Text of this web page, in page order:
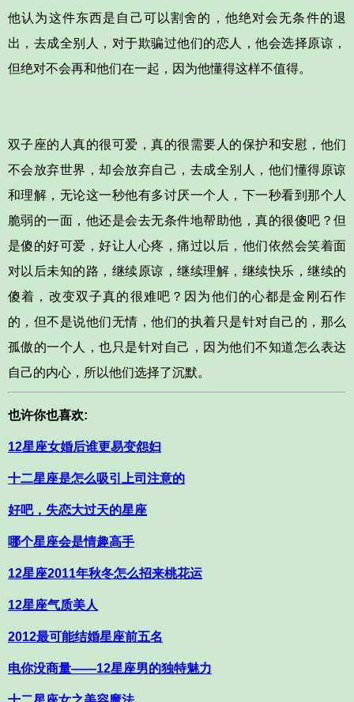
他认为这件东西是自己可以割舍的，他绝对会无条件的退
出，去成全别人，对于欺骗过他们的恋人，他会选择原谅，
但绝对不会再和他们在一起，因为他懂得这样不值得。
双子座的人真的很可爱，真的很需要人的保护和安慰，他们
不会放弃世界，却会放弃自己，去成全别人，他们懂得原谅
和理解，无论这一秒他有多讨厌一个人，下一秒看到那个人
脆弱的一面，他还是会去无条件地帮助他，真的很傻吧？但
是傻的好可爱，好让人心疼，痛过以后，他们依然会笑着面
对以后未知的路，继续原谅，继续理解，继续快乐，继续的
傻着，改变双子真的很难吧？因为他们的心都是金刚石作
的，但不是说他们无情，他们的执着只是针对自己的，那么
孤傲的一个人，也只是针对自己，因为他们不知道怎么表达
自己的内心，所以他们选择了沉默。
也许你也喜欢:
12星座女婚后谁更易变怨妇
十二星座是怎么吸引上司注意的
好吧，失恋大过天的星座
哪个星座会是情趣高手
12星座2011年秋冬怎么招来桃花运
12星座气质美人
2012最可能结婚星座前五名
电你没商量——12星座男的独特魅力